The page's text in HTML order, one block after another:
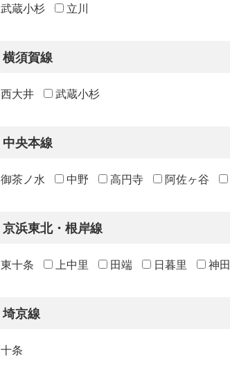
武蔵小杉 立川
横須賀線
西大井 武蔵小杉
中央本線
御茶ノ水 中野 高円寺 阿佐ヶ谷
京浜東北・根岸線
東十条 上中里 田端 日暮里 神田
埼京線
十条